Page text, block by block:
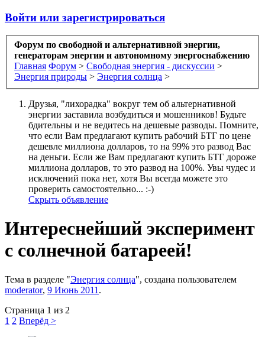
Войти или зарегистрироваться
Форум по свободной и альтернативной энергии,
генераторам энергии и автономному энергоснабжению
Главная Форум > Свободная энергия - дискуссии >
Энергия природы > Энергия солнца >
Друзья, "лихорадка" вокруг тем об альтернативной
энергии заставила возбудиться и мошенников! Будьте
бдительны и не ведитесь на дешевые разводы. Помните,
что если Вам предлагают купить рабочий БТГ по цене
дешевле миллиона долларов, то на 99% это развод Вас
на деньги. Если же Вам предлагают купить БТГ дороже
миллиона долларов, то это развод на 100%. Увы чудес и
исключений пока нет, хотя Вы всегда можете это
проверить самостоятельно... :-)
Скрыть объявление
Интереснейший эксперимент
с солнечной батареей!
Тема в разделе "Энергия солнца", создана пользователем
moderator, 9 Июнь 2011 .
Страница 1 из 2
1 2 Вперёд >